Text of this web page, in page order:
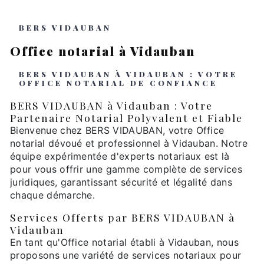
BERS VIDAUBAN
Office notarial à Vidauban
BERS VIDAUBAN À VIDAUBAN : VOTRE
OFFICE NOTARIAL DE CONFIANCE
BERS VIDAUBAN à Vidauban : Votre
Partenaire Notarial Polyvalent et Fiable
Bienvenue chez BERS VIDAUBAN, votre Office
notarial dévoué et professionnel à Vidauban. Notre
équipe expérimentée d'experts notariaux est là
pour vous offrir une gamme complète de services
juridiques, garantissant sécurité et légalité dans
chaque démarche.
Services Offerts par BERS VIDAUBAN à
Vidauban
En tant qu'Office notarial établi à Vidauban, nous
proposons une variété de services notariaux pour